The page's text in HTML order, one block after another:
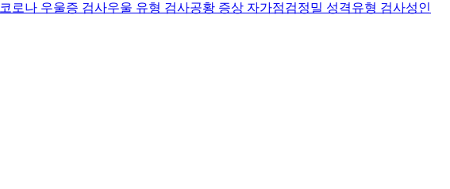
코로나 우울증 검사우울 유형 검사공황 증상 자가점검정밀 성격유형 검사성인